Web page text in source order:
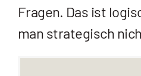
Fragen. Das ist
man strategisch